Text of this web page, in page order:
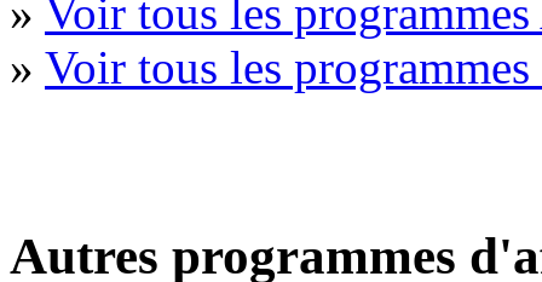
» Voir tous les
» Voir tous les
Autres programmes